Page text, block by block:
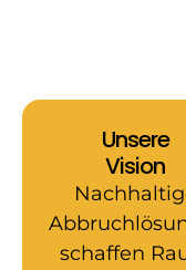
Unsere
Vision
schaffen